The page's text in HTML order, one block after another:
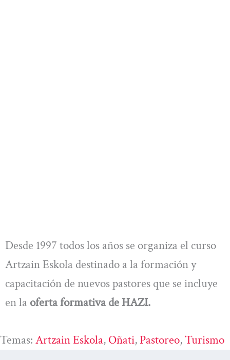
Desde 1997 todos los años se organiza el curso
Artzain Eskola destinado a la formación y
capacitación de nuevos pastores que se incluye
en la oferta formativa de HAZI.
Temas: Artzain Eskola, Oñati, Pastoreo, Turismo